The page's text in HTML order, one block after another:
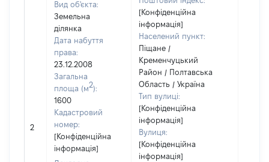
2
Вид об'єкта:
Земельна
ділянка
Дата набуття
права:
23.12.2008
Загальна
площа (м2):
1600
Кадастровий
номер:
[Конфіденційна
інформація]
[Конфіденційна
інформація]
Населений пункт:
Піщане /
Кременчуцький
Район / Полтавська
Область / Україна
Тип вулиці:
[Конфіденційна
інформація]
Вулиця:
[Конфіденційна
інформація]